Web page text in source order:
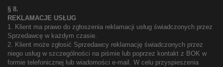
§ 8.
REKLAMACJE USŁUG
1. Klient ma prawo do zgłoszenia reklamacji usług świadczonych przez
Sprzedawcę w każdym czasie.
2. Klient może zgłosić Sprzedawcy reklamację świadczonych przez
niego usług w szczególności na piśmie lub poprzez kontakt z BOK w
formie telefonicznej lub wiadomości e-mail. W celu przyspieszenia